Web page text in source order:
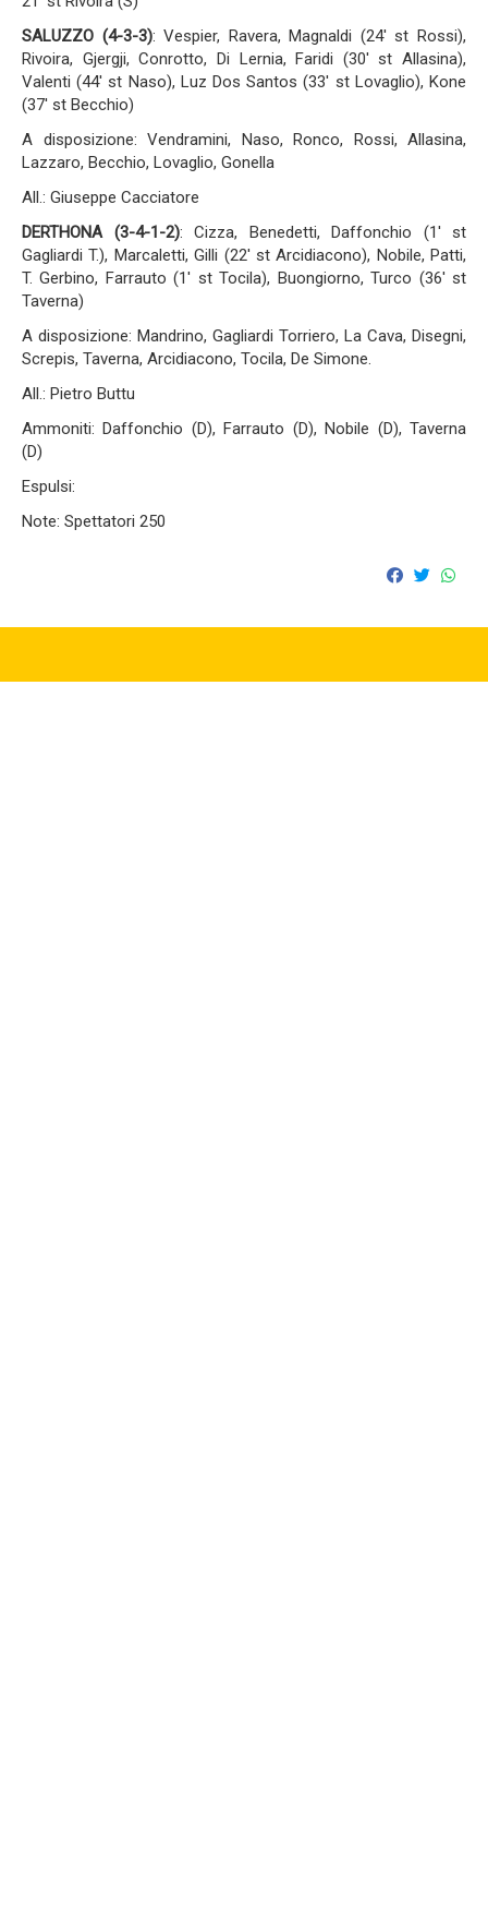
SALUZZO (4-3-3): Vespier, Ravera, Magnaldi (24' st Rossi),
Rivoira, Gjergji, Conrotto, Di Lernia, Faridi (30' st Allasina),
Valenti (44' st Naso), Luz Dos Santos (33' st Lovaglio), Kone
(37' st Becchio)
A disposizione: Vendramini, Naso, Ronco, Rossi, Allasina,
Lazzaro, Becchio, Lovaglio, Gonella
All.: Giuseppe Cacciatore
DERTHONA (3-4-1-2): Cizza, Benedetti, Daffonchio (1' st
Gagliardi T.), Marcaletti, Gilli (22' st Arcidiacono), Nobile, Patti,
T. Gerbino, Farrauto (1' st Tocila), Buongiorno, Turco (36' st
Taverna)
A disposizione: Mandrino, Gagliardi Torriero, La Cava, Disegni,
Screpis, Taverna, Arcidiacono, Tocila, De Simone.
All.: Pietro Buttu
Ammoniti: Daffonchio (D), Farrauto (D), Nobile (D), Taverna
(D)
Espulsi:
Note: Spettatori 250